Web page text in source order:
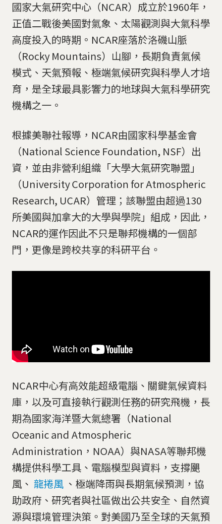
國家大氣研究中心（NCAR）成立於1960年，
正值二戰後美國對氣象、太陽觀測與大氣科學
高度投入的時期。NCAR座落於洛磯山脈
（Rocky Mountains）山腳，長期負責氣候
模式、天氣預報、極端氣候研究與科學人才培
育，是全球最具影響力的地球與大氣科學研究
機構之一。
根據美聯社報導，NCAR由國家科學基金會
（National Science Foundation, NSF）出
資，並由非營利組織「大學大氣研究聯盟」
（University Corporation for Atmospheric
Research, UCAR）管理；該聯盟由超過130
所美國與加拿大的大學與學院」組成，因此，
NCAR的運作因此不只是聯邦機構的一個部
門，更像是跨校共享的科研平台。
NCAR中心有高效能超級電腦、關鍵氣候資料
庫，以及可直接執行觀測任務的研究飛機，長
期為國家海洋暨大氣總署（National
Oceanic and Atmospheric
Administration，NOAA）與NASA等聯邦機
構提供科學工具、電腦模型與資料，支撐颶
風、 龍捲風 、極端降雨與長期氣候預測，協
助政府、研究者與社區做出公共安全、自然資
源與環境管理決策。對美國乃至全球的天氣預